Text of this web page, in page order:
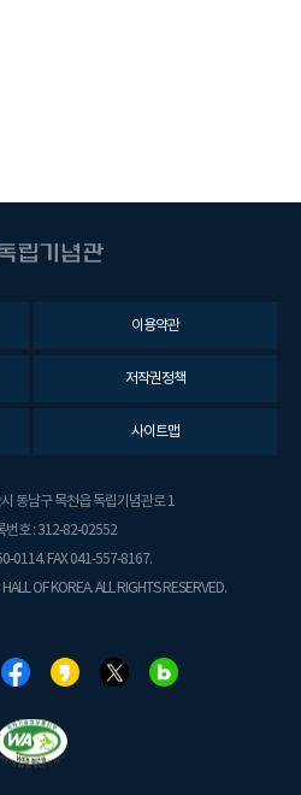
이용약관
저작권정책
사이트맵
동남구 목천읍 독립기념관로 1
번호 : 312-82-02552
0114. FAX 041-557-8167.
OF KOREA. ALL RIGHTS RESERVED.